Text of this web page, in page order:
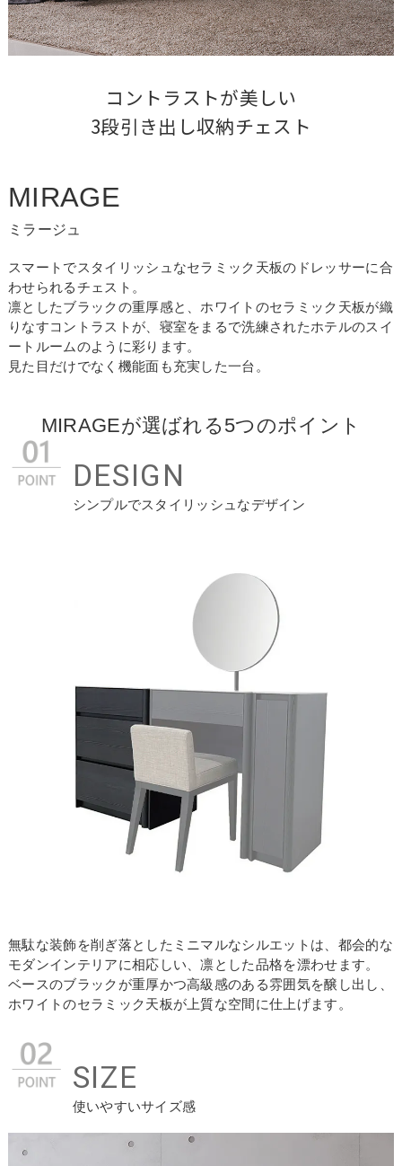
コントラストが美しい
3段引き出し収納チェスト
MIRAGE
ミラージュ
スマートでスタイリッシュなセラミック天板のドレッサーに合
わせられるチェスト。
凛としたブラックの重厚感と、ホワイトのセラミック天板が織
りなすコントラストが、寝室をまるで洗練されたホテルのスイ
ートルームのように彩ります。
見た目だけでなく機能面も充実した一台。
MIRAGEが選ばれる5つのポイント
DESIGN
シンプルでスタイリッシュなデザイン
無駄な装飾を削ぎ落としたミニマルなシルエットは、都会的な
モダンインテリアに相応しい、凛とした品格を漂わせます。
ベースのブラックが重厚かつ高級感のある雰囲気を醸し出し、
ホワイトのセラミック天板が上質な空間に仕上げます。
SIZE
使いやすいサイズ感